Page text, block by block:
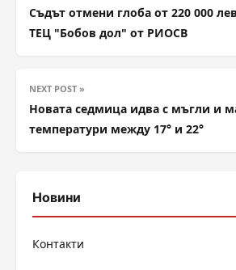
Съдът отмени глоба от 220 000
ТЕЦ "Бобов дол" от РИОСВ
NEXT POST »
Новата седмица идва с мъгли и
температури между 17° и 22°
Новини
Контакти